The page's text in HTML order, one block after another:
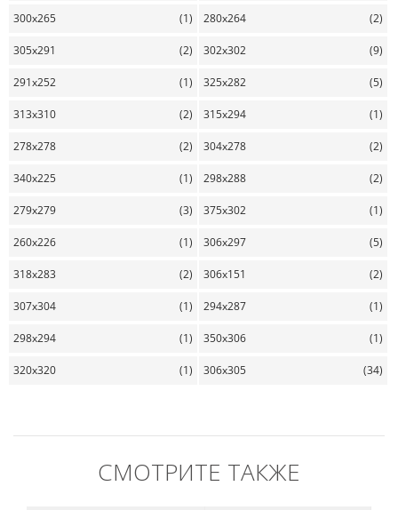
300x265 (1) 280x264 (2)
305x291 (2) 302x302 (9)
291x252 (1) 325x282 (5)
313x310 (2) 315x294 (1)
278x278 (2) 304x278 (2)
340x225 (1) 298x288 (2)
279x279 (3) 375x302 (1)
260x226 (1) 306x297 (5)
318x283 (2) 306x151 (2)
307x304 (1) 294x287 (1)
298x294 (1) 350x306 (1)
320x320 (1) 306x305 (34)
СМОТРИТЕ ТАКЖЕ